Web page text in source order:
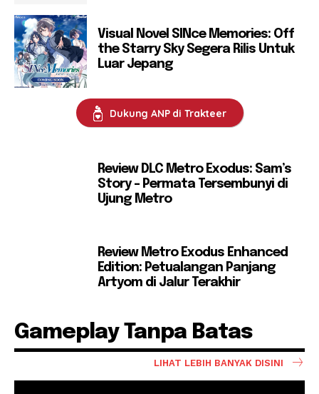
Visual Novel SINce Memories: Off
the Starry Sky Segera Rilis Untuk
Luar Jepang
Dukung ANP di Trakteer
Review DLC Metro Exodus: Sam’s
Story – Permata Tersembunyi di
Ujung Metro
Review Metro Exodus Enhanced
Edition: Petualangan Panjang
Artyom di Jalur Terakhir
Gameplay Tanpa Batas
LIHAT LEBIH BANYAK DISINI